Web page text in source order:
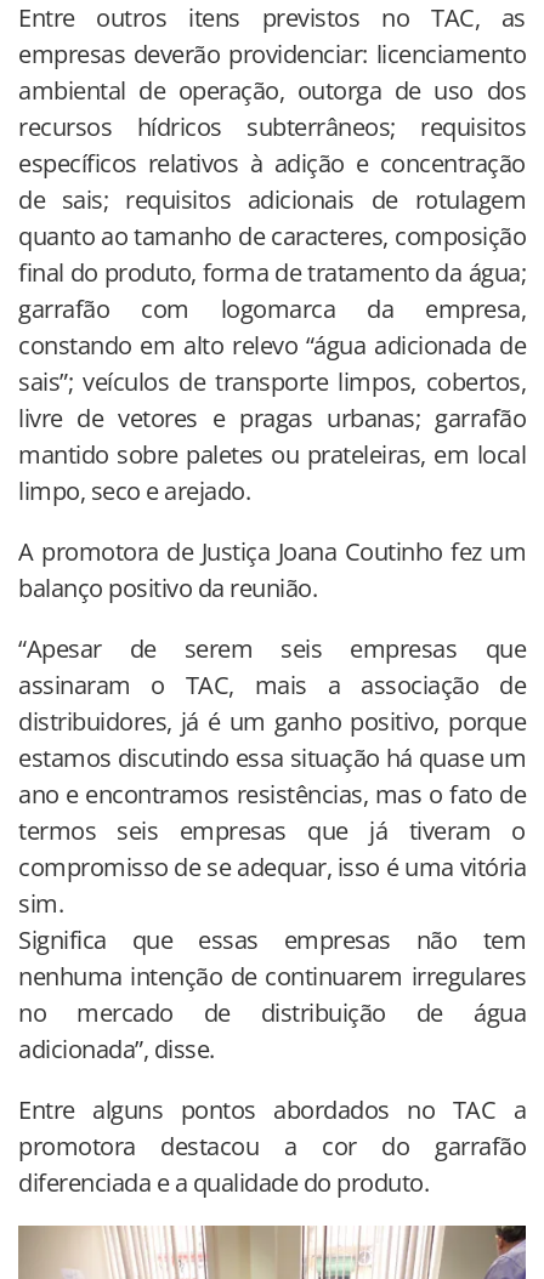
Entre outros itens previstos no TAC, as
empresas deverão providenciar: licenciamento
ambiental de operação, outorga de uso dos
recursos hídricos subterrâneos; requisitos
específicos relativos à adição e concentração
de sais; requisitos adicionais de rotulagem
quanto ao tamanho de caracteres, composição
final do produto, forma de tratamento da água;
garrafão com logomarca da empresa,
constando em alto relevo “água adicionada de
sais”; veículos de transporte limpos, cobertos,
livre de vetores e pragas urbanas; garrafão
mantido sobre paletes ou prateleiras, em local
limpo, seco e arejado.
A promotora de Justiça Joana Coutinho fez um
balanço positivo da reunião.
“Apesar de serem seis empresas que
assinaram o TAC, mais a associação de
distribuidores, já é um ganho positivo, porque
estamos discutindo essa situação há quase um
ano e encontramos resistências, mas o fato de
termos seis empresas que já tiveram o
compromisso de se adequar, isso é uma vitória
sim.
Significa que essas empresas não tem
nenhuma intenção de continuarem irregulares
no mercado de distribuição de água
adicionada”, disse.
Entre alguns pontos abordados no TAC a
promotora destacou a cor do garrafão
diferenciada e a qualidade do produto.